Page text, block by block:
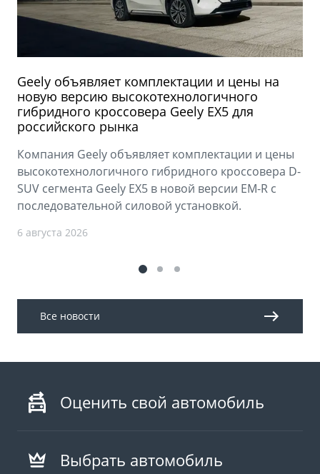
Geely объявляет комплектации и цены на
новую версию высокотехнологичного
гибридного кроссовера Geely EX5 для
российского рынка
Компания Geely объявляет комплектации и цены
высокотехнологичного гибридного кроссовера D-
SUV сегмента Geely EX5 в новой версии EM-R с
последовательной силовой установкой.
6 августа 2026
Все новости
Оценить свой автомобиль
Выбрать автомобиль